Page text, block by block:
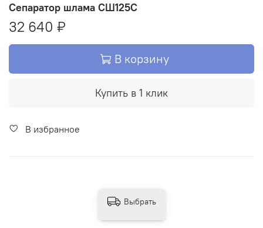
Сепаратор шлама СШ125С
32 640 ₽
В корзину
Купить в 1 клик
В избранное
Выбрать